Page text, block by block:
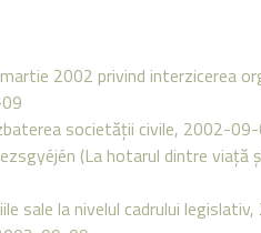
2002 privind interzicerea
societăţii civile, 2002-
(La hotarul dintre
sale la nivelul cadrului